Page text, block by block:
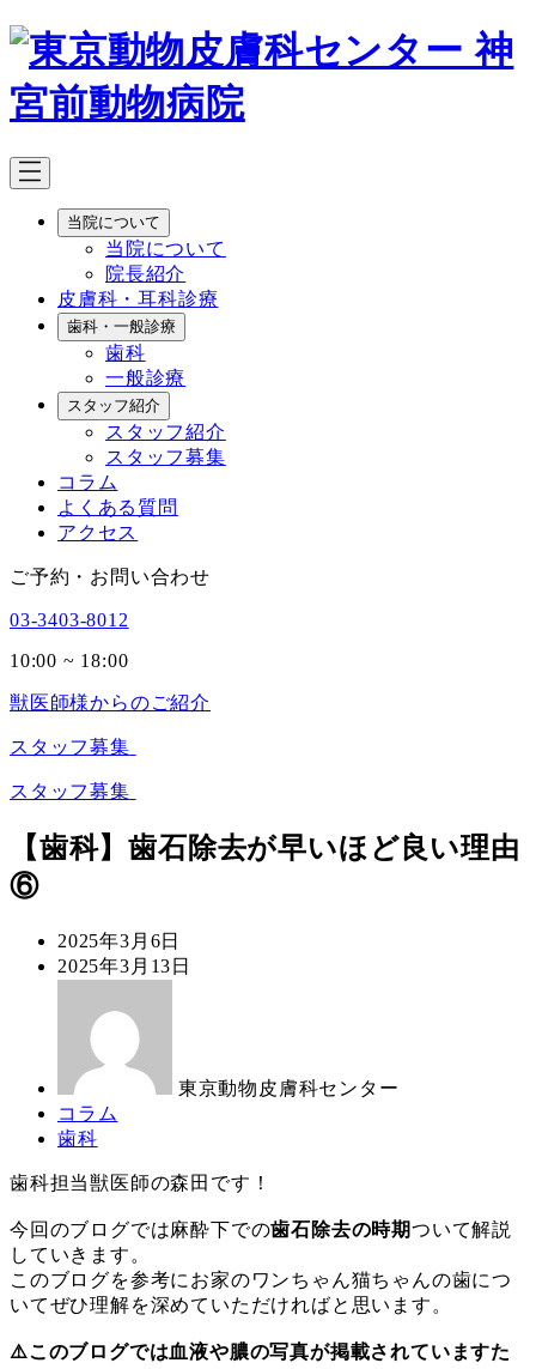
メ
ン
コ
テ
ン
当院について
当院について
院長紹介
皮膚科・耳科診療
歯科・一般診療
歯科
一般診療
スタッフ紹介
スタッフ紹介
スタッフ募集
コラム
よくある質問
アクセス
ご予約・お問い合わせ
03-3403-8012
10:00 ~ 18:00
獣医師様からのご紹介
スタッフ募集
スタッフ募集
【歯科】歯石除去が早いほど良い理由
⑥
投
稿
2025年3月6日
更
2025年3月13日
東京動物皮膚科センター
カ
テ
リ
コラム
カ
ゴ
ー
歯科
歯科担当獣医師の森田です！
今回のブログでは麻酔下での歯石除去の時期ついて解説
していきます。
このブログを参考にお家のワンちゃん猫ちゃんの歯につ
いてぜひ理解を深めていただければと思います。
⚠️このブログでは血液や膿の写真が掲載されていますた